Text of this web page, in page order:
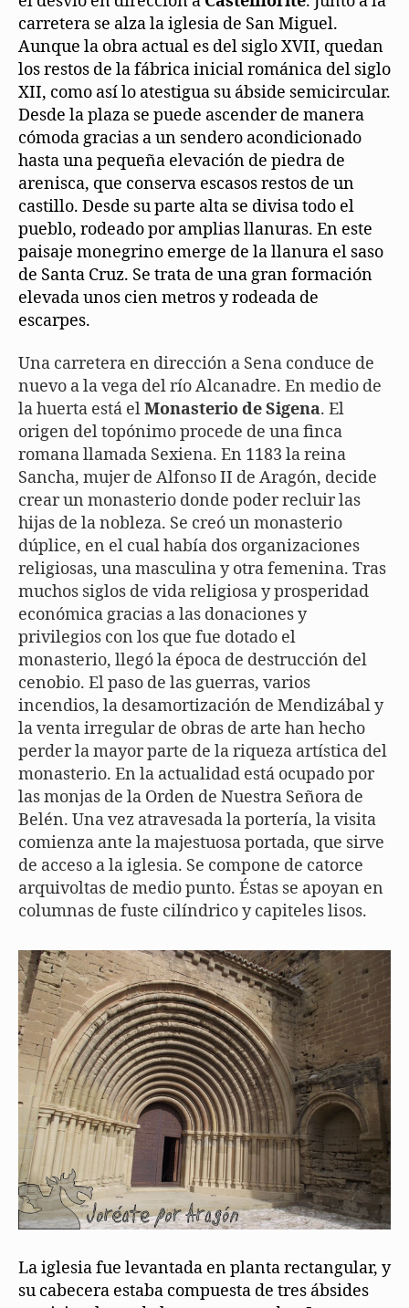
carretera se alza la iglesia de San Miguel.
Aunque la obra actual es del siglo XVII, quedan
los restos de la fábrica inicial románica del siglo
XII, como así lo atestigua su ábside semicircular.
Desde la plaza se puede ascender de manera
cómoda gracias a un sendero acondicionado
hasta una pequeña elevación de piedra de
arenisca, que conserva escasos restos de un
castillo. Desde su parte alta se divisa todo el
pueblo, rodeado por amplias llanuras. En este
paisaje monegrino emerge de la llanura el saso
de Santa Cruz. Se trata de una gran formación
elevada unos cien metros y rodeada de
escarpes.
Una carretera en dirección a Sena conduce de
nuevo a la vega del río Alcanadre. En medio de
la huerta está elMonasterio de Sigena. El
origen del topónimo procede de una finca
romana llamada Sexiena. En 1183 la reina
Sancha, mujer de Alfonso II de Aragón, decide
crear un monasterio donde poder recluir las
hijas de la nobleza. Se creó un monasterio
dúplice, en el cual había dos organizaciones
religiosas, una masculina y otra femenina. Tras
muchos siglos de vida religiosa y prosperidad
económica gracias a las donaciones y
privilegios con los que fue dotado el
monasterio, llegó la época de destrucción del
cenobio. El paso de las guerras, varios
incendios, la desamortización de Mendizábal y
la venta irregular de obras de arte han hecho
perder la mayor parte de la riqueza artística del
monasterio. En la actualidad está ocupado por
las monjas de la Orden de Nuestra Señora de
Belén. Una vez atravesada la portería, la visita
comienza ante la majestuosa portada, que sirve
de acceso a la iglesia. Se compone de catorce
arquivoltas de medio punto. Éstas se apoyan en
columnas de fuste cilíndrico y capiteles lisos.
La iglesia fue levantada en planta rectangular, y
su cabecera estaba compuesta de tres ábsides